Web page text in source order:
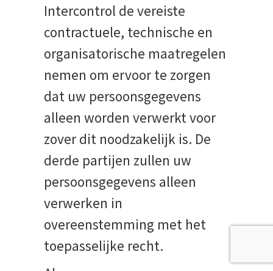
Intercontrol de vereiste
contractuele, technische en
organisatorische maatregelen
nemen om ervoor te zorgen
dat uw persoonsgegevens
alleen worden verwerkt voor
zover dit noodzakelijk is. De
derde partijen zullen uw
persoonsgegevens alleen
verwerken in
overeenstemming met het
toepasselijke recht.